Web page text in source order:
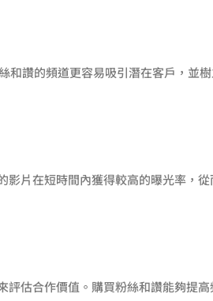
和讚的頻道更容易吸引潛在客戶，並
影片在短時間內獲得較高的曝光率，從
評估合作價值。購買粉絲和讚能夠提高